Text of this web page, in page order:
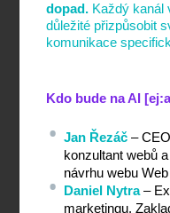
dopad. Každý kanál
důležité přizpůsobit
komunikace
Kdo bude na AI
Jan Řezáč –
konzultant webů
návrhu webu
Daniel Nytra –
marketingu.